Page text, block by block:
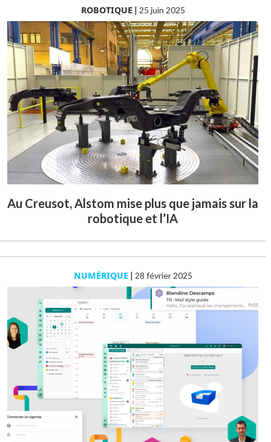
ROBOTIQUE| 25 juin 2025
Au Creusot, Alstom mise plus que jamais sur la
robotique et l’IA
NUMÉRIQUE| 28 février 2025